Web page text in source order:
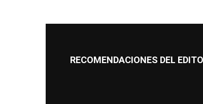
RECOMENDACIONES DEL